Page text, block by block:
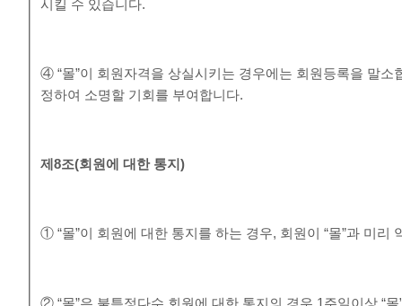
시킬 수 있습니다.
④ “몰”이 회원자격을 상실시키는 경우에는 회원등록을 말
정하여 소명할 기회를 부여합니다.
제8조(회원에 대한 통지)
① “몰”이 회원에 대한 통지를 하는 경우, 회원이 “몰”과 미
② “몰”은 불특정다수 회원에 대한 통지의 경우 1주일이상 “